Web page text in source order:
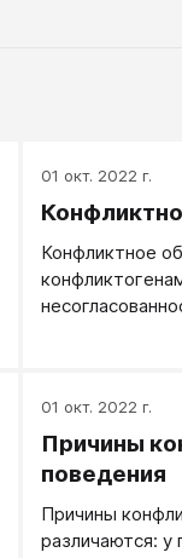
01 окт. 2022 г.
Конфликтное
01 окт. 2022 г.
Причины
поведения
Причины
различаются: у